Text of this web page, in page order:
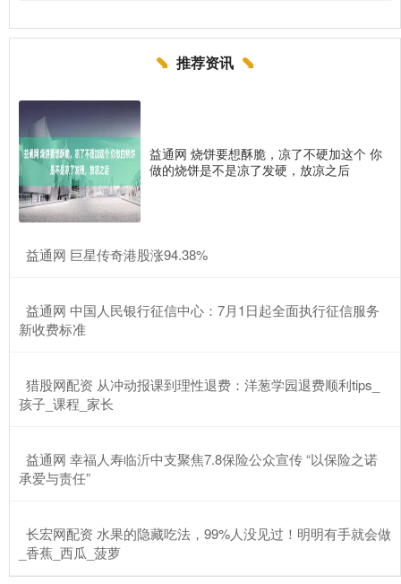
推荐资讯
益通网 烧饼要想酥脆，凉了不硬加这个 你
做的烧饼是不是凉了发硬，放凉之后
​益通网 巨星传奇港股涨94.38%
​益通网 中国人民银行征信中心：7月1日起全面执行征信服务
新收费标准
​猎股网配资 从冲动报课到理性退费：洋葱学园退费顺利tips_
孩子_课程_家长
​益通网 幸福人寿临沂中支聚焦7.8保险公众宣传 “以保险之诺
承爱与责任”
​长宏网配资 水果的隐藏吃法，99%人没见过！明明有手就会做
_香蕉_西瓜_菠萝